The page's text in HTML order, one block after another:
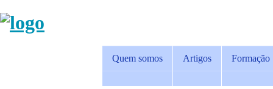
Quem somos Artigos Formação